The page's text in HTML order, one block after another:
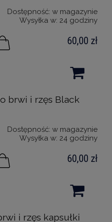
Dostępność: w magazynie
Wysyłka w: 24 godziny
60,00 zł
brwi i rzęs Black
Dostępność: w magazynie
Wysyłka w: 24 godziny
60,00 zł
i rzęs kapsułki